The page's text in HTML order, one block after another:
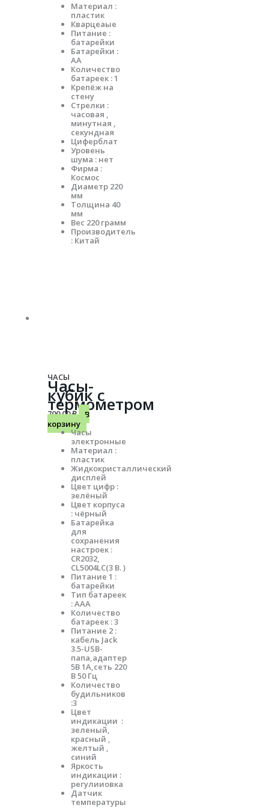
Материал :
пластик
Кварцеаые
Питание :
батарейки
Батарейки :
АА
Количество
батареек : 1
Крепёж на
стену
Стрелки :
часовая ,
минутная ,
секундная
Циферблат
Уровень
шума : нет
Фирма :
Космос
Диаметр 220
мм
Толщина 40
мм
Вес 220 грамм
Производитель
: Китай
ЧАСЫ
Часы-
кубик с
термометром
700.00₽
В
корзину
Часы
электронные
Материал :
пластик
Жидкокристаллический
дисплей
Цвет цифр :
зелёный
Цвет корпуса
: чёрный
Батарейка
для
сохранения
настроек :
CR2032,
CL5004LC(3 B. )
Питание 1 :
батарейки
Тип батареек
: ААА
Количество
батареек : 3
Питание 2 :
кабель Jack
3.5-USB-
папа,адаптер
5В 1А,сеть 220
В 50 Гц
Количество
будильников
:3
Цвет
индикации :
зеленый,
красный ,
желтый ,
синий
Яркость
индикации :
регулииовка
Датчик
температуры